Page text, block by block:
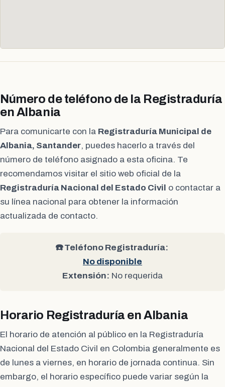
Número de teléfono de la Registraduría
en Albania
Para comunicarte con la Registraduría Municipal de
Albania, Santander, puedes hacerlo a través del
número de teléfono asignado a esta oficina. Te
recomendamos visitar el sitio web oficial de la
Registraduría Nacional del Estado Civil o contactar a
su línea nacional para obtener la información
actualizada de contacto.
☎️ Teléfono Registraduría:
No disponible
Extensión: No requerida
Horario Registraduría en Albania
El horario de atención al público en la Registraduría
Nacional del Estado Civil en Colombia generalmente es
de lunes a viernes, en horario de jornada continua. Sin
embargo, el horario específico puede variar según la